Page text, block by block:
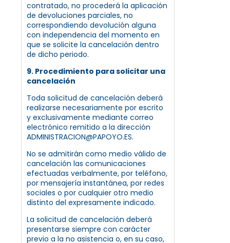
contratado, no procederá la aplicación
de devoluciones parciales, no
correspondiendo devolución alguna
con independencia del momento en
que se solicite la cancelación dentro
de dicho periodo.
9. Procedimiento para solicitar una
cancelación
Toda solicitud de cancelación deberá
realizarse necesariamente por escrito
y exclusivamente mediante correo
electrónico remitido a la dirección
ADMINISTRACION@PAPOYO.ES.
No se admitirán como medio válido de
cancelación las comunicaciones
efectuadas verbalmente, por teléfono,
por mensajería instantánea, por redes
sociales o por cualquier otro medio
distinto del expresamente indicado.
La solicitud de cancelación deberá
presentarse siempre con carácter
previo a la no asistencia o, en su caso,